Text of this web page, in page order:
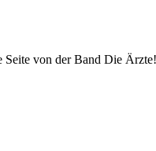
Seite von der Band Die Ärzte!